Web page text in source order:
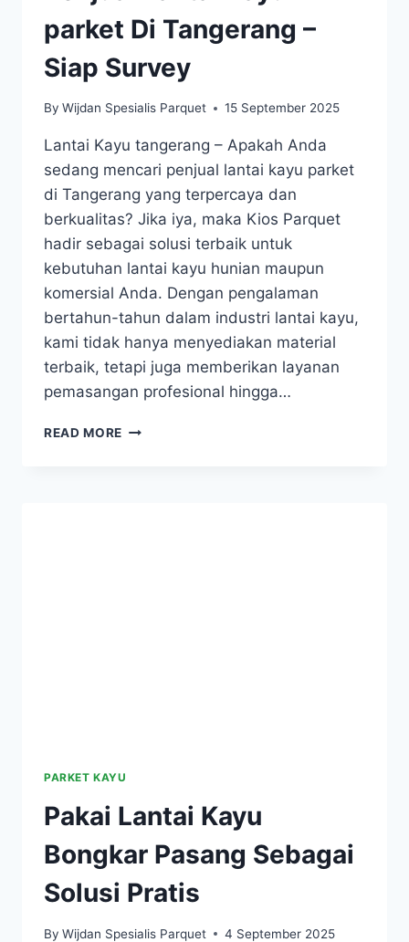
parket Di Tangerang –
Siap Survey
By Wijdan Spesialis Parquet 15 September 2025
Lantai Kayu tangerang – Apakah Anda
sedang mencari penjual lantai kayu parket
di Tangerang yang terpercaya dan
berkualitas? Jika iya, maka Kios Parquet
hadir sebagai solusi terbaik untuk
kebutuhan lantai kayu hunian maupun
komersial Anda. Dengan pengalaman
bertahun-tahun dalam industri lantai kayu,
kami tidak hanya menyediakan material
terbaik, tetapi juga memberikan layanan
pemasangan profesional hingga…
READ MORE PENJUAL
PARKET KAYU
Pakai Lantai Kayu
Bongkar Pasang Sebagai
Solusi Pratis
By Wijdan Spesialis Parquet 4 September 2025